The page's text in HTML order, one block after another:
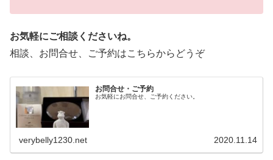
お気軽にご相談くださいね。
相談、お問合せ、ご予約はこちらからどうぞ
お問合せ・ご予約
お気軽にお問合せ、ご予約ください。
verybelly1230.net 2020.11.14